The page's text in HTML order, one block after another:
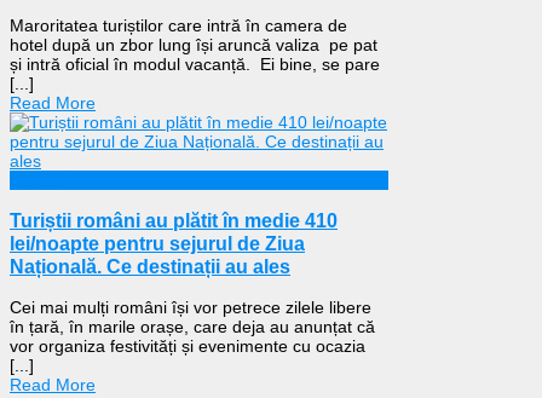
Maroritatea turiștilor care intră în camera de
hotel după un zbor lung își aruncă valiza pe pat
și intră oficial în modul vacanță. Ei bine, se pare
[...]
Read More
Turiștii români au plătit în medie 410
lei/noapte pentru sejurul de Ziua
Națională. Ce destinații au ales
Cei mai mulți români își vor petrece zilele libere
în țară, în marile orașe, care deja au anunțat că
vor organiza festivități și evenimente cu ocazia
[...]
Read More